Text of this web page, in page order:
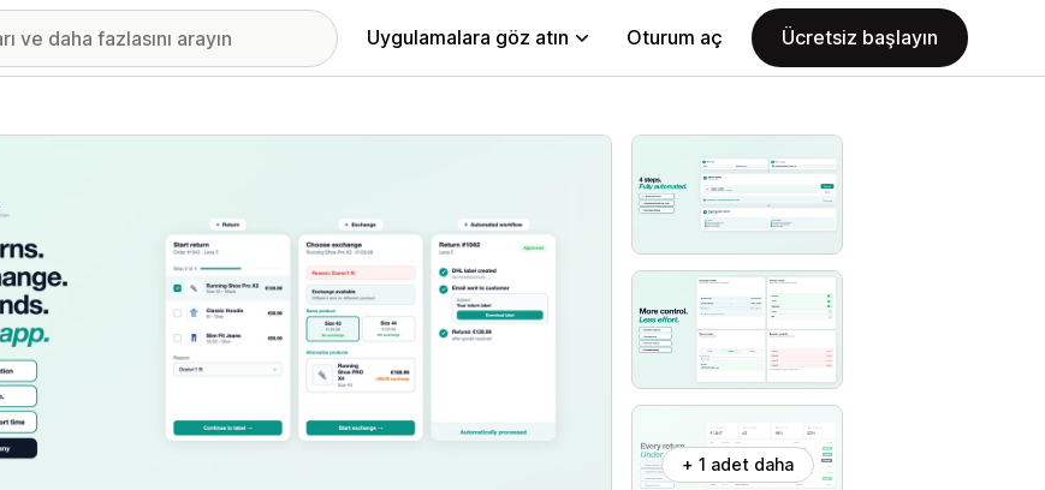
Uygulamalara göz atın Oturum aç Ücretsiz başlayın
görsel galerisi
+ 1 adet daha